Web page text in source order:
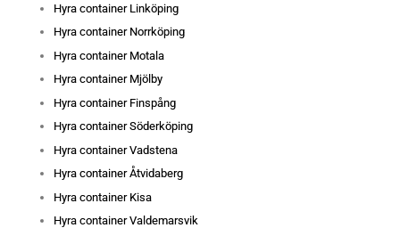
Hyra container Linköping
Hyra container Norrköping
Hyra container Motala
Hyra container Mjölby
Hyra container Finspång
Hyra container Söderköping
Hyra container Vadstena
Hyra container Åtvidaberg
Hyra container Kisa
Hyra container Valdemarsvik